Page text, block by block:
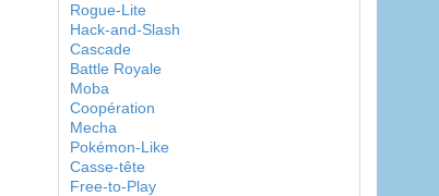
Rogue-Lite
Hack-and-Slash
Cascade
Battle Royale
Moba
Coopération
Mecha
Pokémon-Like
Casse-tête
Free-to-Play